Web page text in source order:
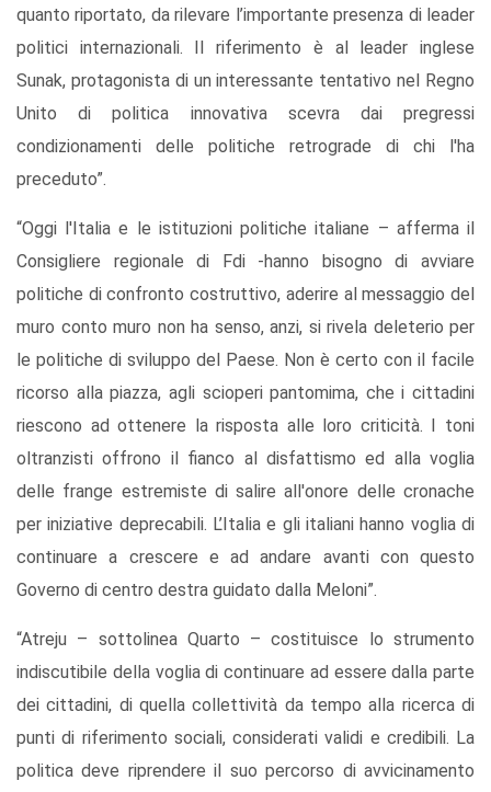
quanto riportato, da rilevare l’importante presenza di leader
politici internazionali. Il riferimento è al leader inglese
Sunak, protagonista di un interessante tentativo nel Regno
Unito di politica innovativa scevra dai pregressi
condizionamenti delle politiche retrograde di chi l'ha
preceduto”.
“Oggi l'Italia e le istituzioni politiche italiane – afferma il
Consigliere regionale di Fdi -hanno bisogno di avviare
politiche di confronto costruttivo, aderire al messaggio del
muro conto muro non ha senso, anzi, si rivela deleterio per
le politiche di sviluppo del Paese. Non è certo con il facile
ricorso alla piazza, agli scioperi pantomima, che i cittadini
riescono ad ottenere la risposta alle loro criticità. I toni
oltranzisti offrono il fianco al disfattismo ed alla voglia
delle frange estremiste di salire all'onore delle cronache
per iniziative deprecabili. L’Italia e gli italiani hanno voglia di
continuare a crescere e ad andare avanti con questo
Governo di centro destra guidato dalla Meloni”.
“Atreju – sottolinea Quarto – costituisce lo strumento
indiscutibile della voglia di continuare ad essere dalla parte
dei cittadini, di quella collettività da tempo alla ricerca di
punti di riferimento sociali, considerati validi e credibili. La
politica deve riprendere il suo percorso di avvicinamento